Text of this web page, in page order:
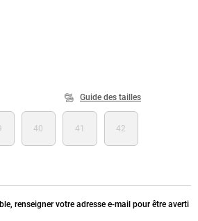
Guide des tailles
40 41 42
renseigner votre adresse e-mail pour être averti